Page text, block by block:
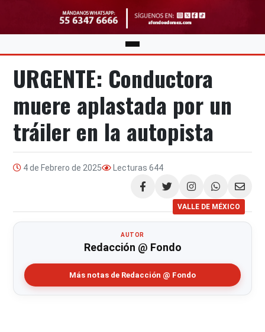
URGENTE: Conductora
muere aplastada por un
tráiler en la autopista
4 de Febrero de 2025 Lecturas 644
Compartir
VALLE DE MÉXICO
AUTOR
Redacción @ Fondo
Más notas de Redacción @ Fondo